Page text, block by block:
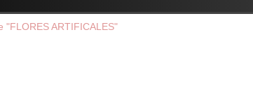
"FLORES ARTIFICALES"